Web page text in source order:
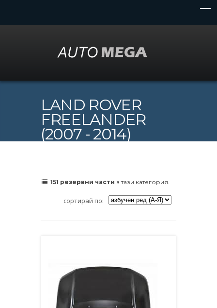
LAND ROVER
FREELANDER
(2007 - 2014)
151 резервни части в тази категория.
сортирай по: